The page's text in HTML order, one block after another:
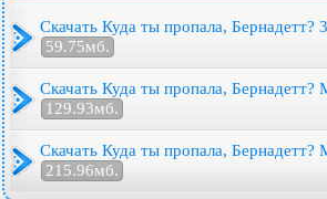
Скачать Куда ты пропала, Бернадетт?
59.75мб.
Скачать Куда ты пропала, Бернадетт?
129.93мб.
Скачать Куда ты пропала, Бернадетт?
215.96мб.